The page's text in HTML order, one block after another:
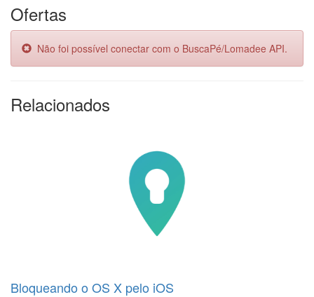
Ofertas
Não foi possível conectar com o BuscaPé/Lomadee API.
Relacionados
Bloqueando o OS X pelo iOS